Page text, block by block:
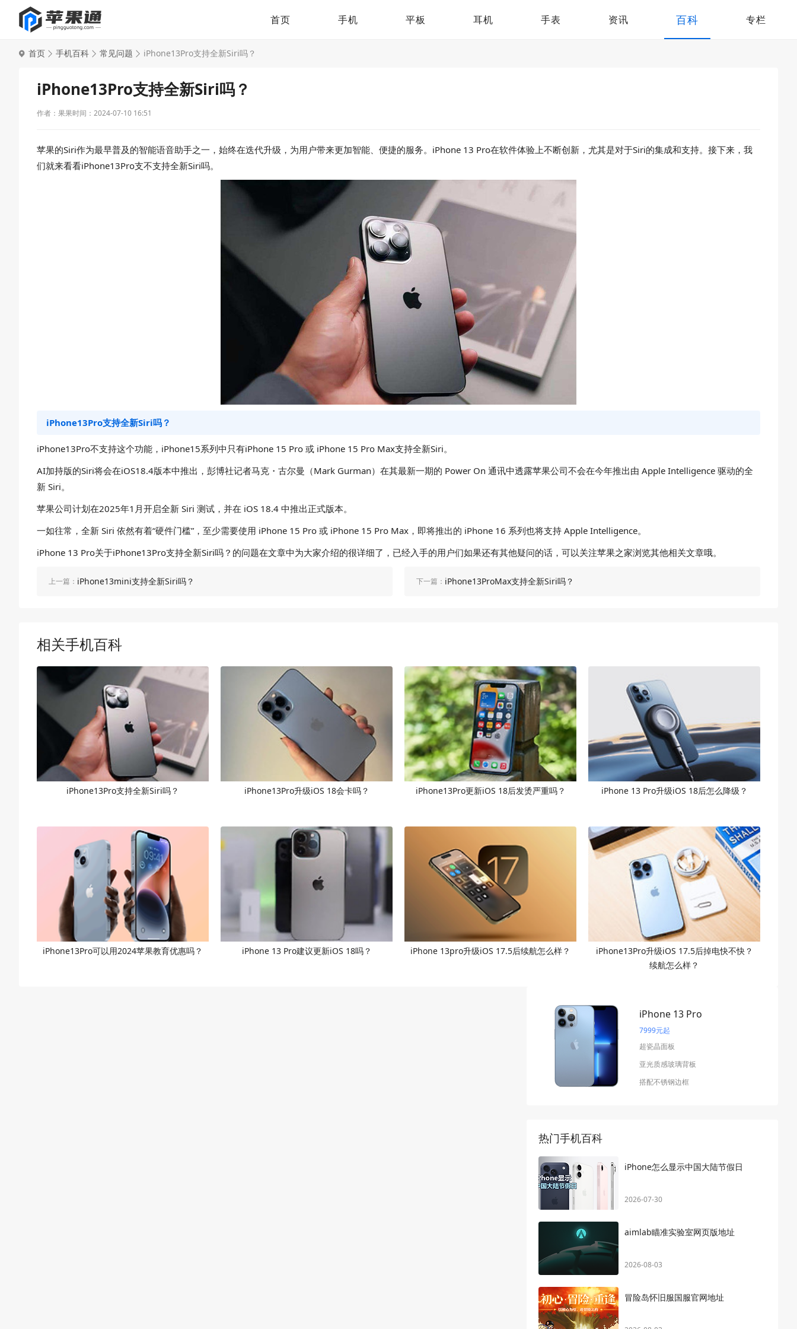
首页 手机 平板 耳机 手表 资讯 百科 专栏
首页 手机百科 常见问题 iPhone13Pro支持全新Siri吗？
iPhone13Pro支持全新Siri吗？
作者：果果时间：2024-07-10 16:51
苹果的Siri作为最早普及的智能语音助手之一，始终在迭代升级，为用户带来更加智能、便捷的服务。iPhone 13 Pro在软件体验上不断创新，尤其是对于Siri的集成和支持。接下来，我
们就来看看iPhone13Pro支不支持全新Siri吗。
iPhone13Pro支持全新Siri吗？
iPhone13Pro不支持这个功能，iPhone15系列中只有iPhone 15 Pro 或 iPhone 15 Pro Max支持全新Siri。
AI加持版的Siri将会在iOS18.4版本中推出，彭博社记者马克・古尔曼（Mark Gurman）在其最新一期的 Power On 通讯中透露苹果公司不会在今年推出由 Apple Intelligence 驱动的全
新 Siri。
苹果公司计划在2025年1月开启全新 Siri 测试，并在 iOS 18.4 中推出正式版本。
一如往常，全新 Siri 依然有着“硬件门槛”，至少需要使用 iPhone 15 Pro 或 iPhone 15 Pro Max，即将推出的 iPhone 16 系列也将支持 Apple Intelligence。
iPhone 13 Pro关于iPhone13Pro支持全新Siri吗？的问题在文章中为大家介绍的很详细了，已经入手的用户们如果还有其他疑问的话，可以关注苹果之家浏览其他相关文章哦。
上一篇： iPhone13mini支持全新Siri吗？ 下一篇： iPhone13ProMax支持全新Siri吗？
相关手机百科
iPhone13Pro支持全新Siri吗？ iPhone13Pro升级iOS 18会卡吗？ iPhone13Pro更新iOS 18后发烫严重吗？ iPhone 13 Pro升级iOS 18后怎么降级？
iPhone13Pro可以用2024苹果教育优惠吗？ iPhone 13 Pro建议更新iOS 18吗？ iPhone 13pro升级iOS 17.5后续航怎么样？
iPhone13Pro升级iOS 17.5后掉电快不快？
续航怎么样？
iPhone 13 Pro
7999元起
超瓷晶面板
亚光质感玻璃背板
搭配不锈钢边框
热门手机百科
iPhone怎么显示中国大陆节假日
2026-07-30
aimlab瞄准实验室网页版地址
2026-08-03
冒险岛怀旧服国服官网地址